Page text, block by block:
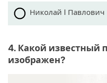
Николай I Павлович
4. Какой известный
изображен?